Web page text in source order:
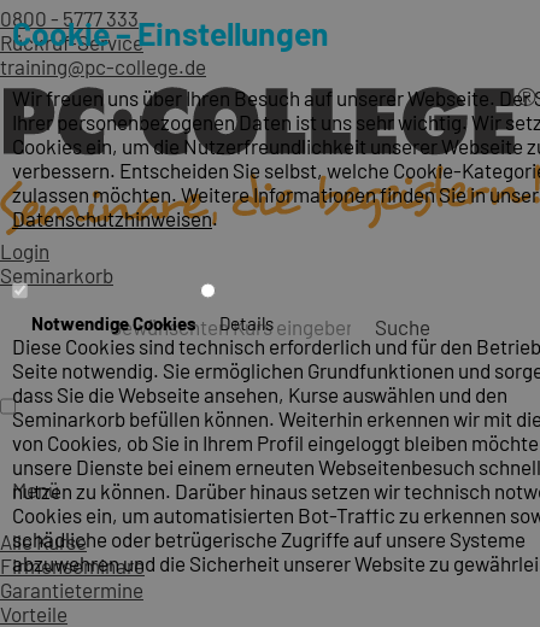
0800 - 5777 333
Rückruf-Service
training@pc-college.de
Login
Seminarkorb
Suche
Menü
Alle Kurse
Firmenseminare
Garantietermine
Vorteile
Cookie – Einstellungen
Wir freuen uns über Ihren Besuch auf unserer Webseite. Der
Ihrer personenbezogenen Daten ist uns sehr wichtig. Wir
Cookies ein, um die Nutzerfreundlichkeit unserer Webseite
verbessern. Entscheiden Sie selbst, welche Cookie-
zulassen möchten. Weitere Informationen finden Sie in
Datenschutzhinweisen.
Notwendige Cookies Details
Diese Cookies sind technisch erforderlich und für den
Seite notwendig. Sie ermöglichen Grundfunktionen und
dass Sie die Webseite ansehen, Kurse auswählen und den
Seminarkorb befüllen können. Weiterhin erkennen wir mit
von Cookies, ob Sie in Ihrem Profil eingeloggt bleiben
unsere Dienste bei einem erneuten Webseitenbesuch
nutzen zu können. Darüber hinaus setzen wir technisch
Cookies ein, um automatisierten Bot-Traffic zu erkennen
schädliche oder betrügerische Zugriffe auf unsere Systeme
abzuwehren und die Sicherheit unserer Website zu